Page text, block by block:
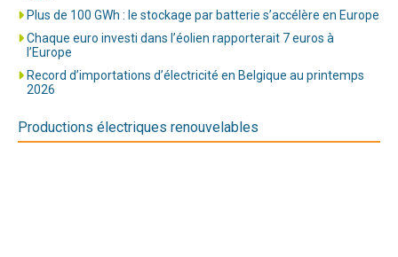
Plus de 100 GWh : le stockage par batterie s’accélère en Europe
Chaque euro investi dans l’éolien rapporterait 7 euros à
l’Europe
Record d’importations d’électricité en Belgique au printemps
2026
Productions électriques renouvelables